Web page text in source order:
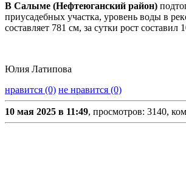
В Салыме (Нефтеюганский район)
приусадебных участка, уровень воды в
составляет 781 см, за сутки рост составил
Юлия Латипова
нравится (0) не нравится (0)
10 мая 2025 в 11:49, просмотров: 3140,